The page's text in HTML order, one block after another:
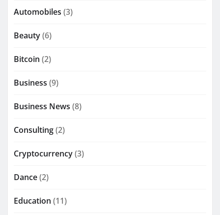
Automobiles (3)
Beauty(6)
Bitcoin (2)
Business (9)
Business News (8)
Consulting(2)
Cryptocurrency(3)
Dance(2)
Education (11)